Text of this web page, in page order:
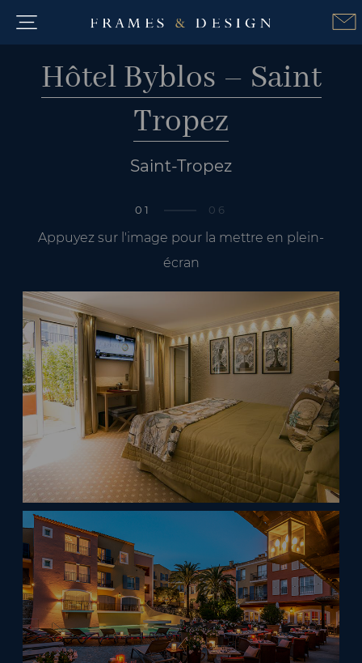
Hôtel Byblos – Saint
Tropez
Saint-Tropez
01 06
Appuyez sur l'image pour la mettre en plein-
écran